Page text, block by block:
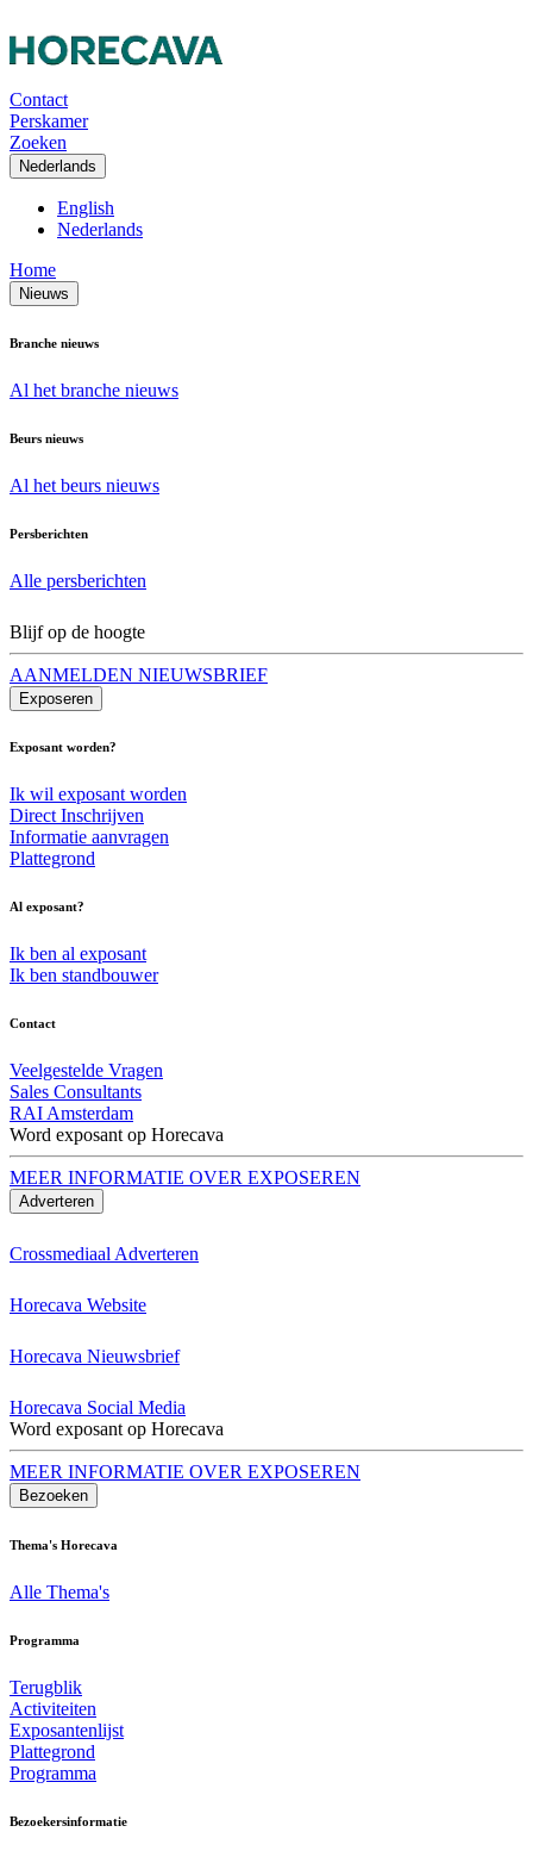
Contact
Perskamer
Zoeken
Nederlands
English
Nederlands
Home
Nieuws
Branche nieuws
Al het branche nieuws
Beurs nieuws
Al het beurs nieuws
Persberichten
Alle persberichten
Blijf op de hoogte
AANMELDEN NIEUWSBRIEF
Exposeren
Exposant worden?
Ik wil exposant worden
Direct Inschrijven
Informatie aanvragen
Plattegrond
Al exposant?
Ik ben al exposant
Ik ben standbouwer
Contact
Veelgestelde Vragen
Sales Consultants
RAI Amsterdam
Word exposant op Horecava
MEER INFORMATIE OVER EXPOSEREN
Adverteren
Crossmediaal Adverteren
Horecava Website
Horecava Nieuwsbrief
Horecava Social Media
Word exposant op Horecava
MEER INFORMATIE OVER EXPOSEREN
Bezoeken
Thema's Horecava
Alle Thema's
Programma
Terugblik
Activiteiten
Exposantenlijst
Plattegrond
Programma
Bezoekersinformatie